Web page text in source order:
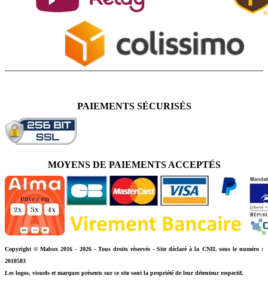
PAIEMENTS SÉCURISÉS
MOYENS DE PAIEMENTS ACCEPTÉS
Copyright © Mabox 2016 - 2026 - Tous droits réservés - Site déclaré à la CNIL sous le numéro :
2018583
Les logos, visuels et marques présents sur ce site sont la propriété de leur détenteur respectif.